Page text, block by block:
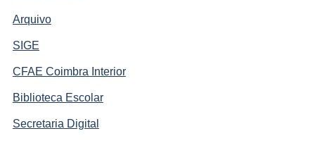
Arquivo
SIGE
CFAE Coimbra Interior
Biblioteca Escolar
Secretaria Digital